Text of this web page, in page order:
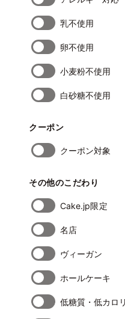
乳不使用
卵不使用
小麦粉不使用
白砂糖不使用
クーポン
クーポン対象
その他のこだわり
Cake.jp限定
名店
ヴィーガン
ホールケーキ
低糖質・低カロ